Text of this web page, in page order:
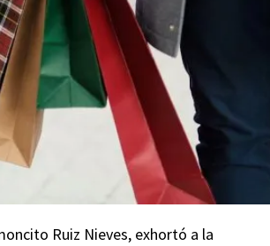
Ruiz Nieves, exhortó a la